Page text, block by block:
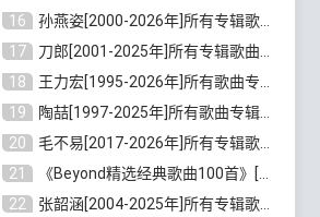
16
孙燕姿[2000-2026年]所有专辑歌曲合集[无损FLAC/MP3/9.73GB]百度云网盘下载
17
刀郎[2001-2025年]所有专辑歌曲合集打包[无损FLAC/MP3/8.91GB]百度云网盘下载
18
王力宏[1995-2026年]所有歌曲专辑合集[无损FLAC/MP3/14.41GB]百度云网盘下载
19
陶喆[1997-2025年]所有歌曲专辑合集[无损FLAC/MP3/7.75GB]百度云网盘下载
20
毛不易[2017-2026年]所有专辑歌曲合集[无损FLAC/MP3/5.72GB]百度云网盘下载
21
《Beyond精选经典歌曲100首》[无损FLAC/MP3/3.85GB]百度云网盘下载
22
张韶涵[2004-2025年]所有专辑歌曲合集 [无损MP3/FLAC/7.5GB]百度云网盘下载